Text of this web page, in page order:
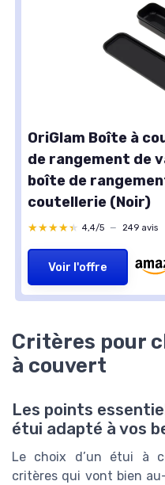
OriGlam Boîte à
de rangement de
boîte de
coutellerie (Noir)
★★★★★
★★★★★ 4,4/5 — 249 avis
Voir l'offre
Critères pour
à couvert
Les points
étui adapté à vos
Le choix d’un étui à
critères qui vont bien